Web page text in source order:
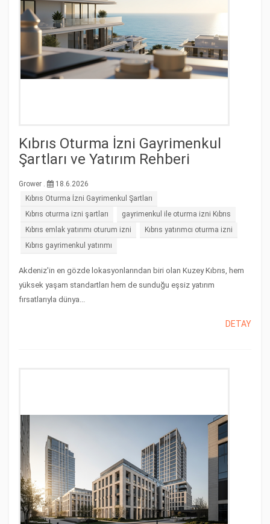
Kıbrıs Oturma İzni Gayrimenkul
Şartları ve Yatırım Rehberi
Grower .
18.6.2026
Kıbrıs Oturma İzni Gayrimenkul Şartları
Kıbrıs oturma izni şartları
gayrimenkul ile oturma izni Kıbrıs
Kıbrıs emlak yatırımı oturum izni
Kıbrıs yatırımcı oturma izni
Kıbrıs gayrimenkul yatırımı
Akdeniz'in en gözde lokasyonlarından biri olan Kuzey Kıbrıs, hem
yüksek yaşam standartları hem de sunduğu eşsiz yatırım
fırsatlarıyla dünya...
DETAY